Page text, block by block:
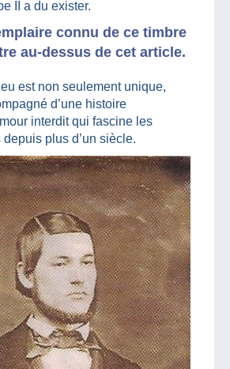
II a du exister.
connu de ce timbre
au-dessus de cet article.
est non seulement unique,
d’une histoire
interdit qui fascine les
plus d’un siècle.